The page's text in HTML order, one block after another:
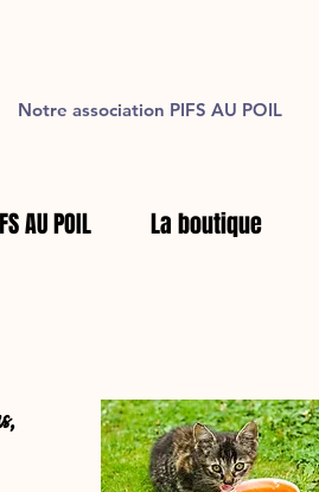
Notre association PIFS AU POIL
AU POIL La boutique